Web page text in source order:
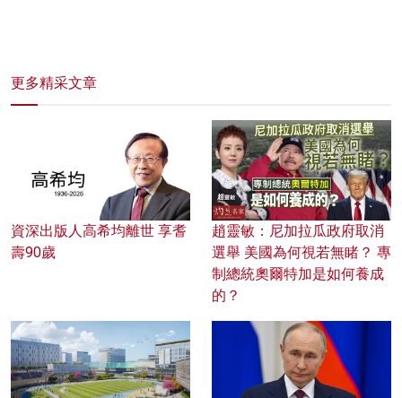
更多精采文章
資深出版人高希均離世 享耆
壽90歲
趙靈敏：尼加拉瓜政府取消
選舉 美國為何視若無睹？ 專
制總統奧爾特加是如何養成
的？